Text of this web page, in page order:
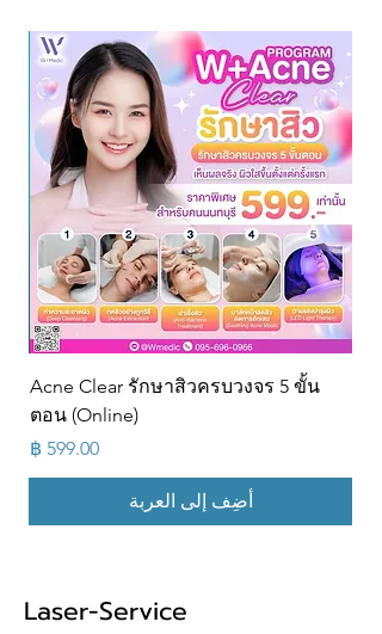
Acne Clear รักษาสิวครบวงจร 5 ขั้น
ตอน (Online)
السعر
أضِف إلى العربة
Laser-Service